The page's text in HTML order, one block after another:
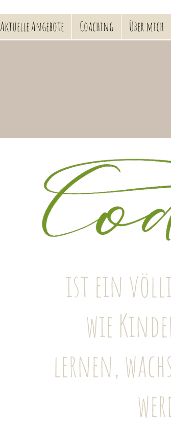
Aktuelle Angebote Coaching Über mich
ist ein
wie
lernen,